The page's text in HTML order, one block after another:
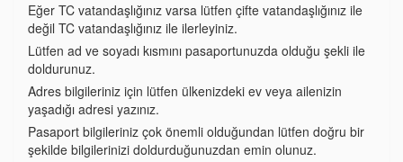
Eğer TC vatandaşlığınız varsa lütfen çifte vatandaşlığınız ile
değil TC vatandaşlığınız ile ilerleyiniz.
Lütfen ad ve soyadı kısmını pasaportunuzda olduğu şekli ile
doldurunuz.
Adres bilgileriniz için lütfen ülkenizdeki ev veya ailenizin
yaşadığı adresi yazınız.
Pasaport bilgileriniz çok önemli olduğundan lütfen doğru bir
şekilde bilgilerinizi doldurduğunuzdan emin olunuz.